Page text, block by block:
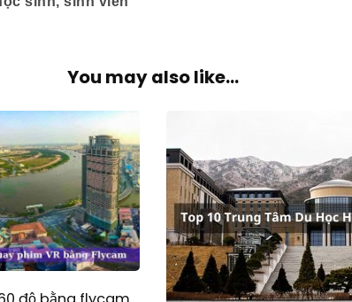
You may also like...